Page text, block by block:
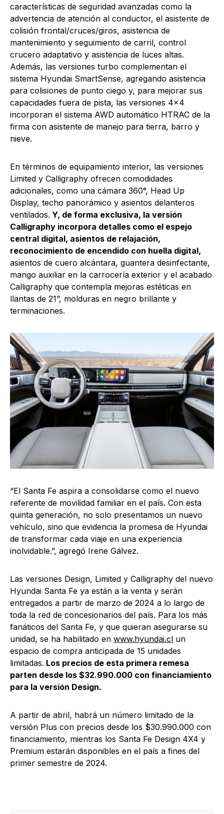
características de seguridad avanzadas como la
advertencia de atención al conductor, el asistente de
colisión frontal/cruces/giros, asistencia de
mantenimiento y seguimiento de carril, control
crucero adaptativo y asistencia de luces altas.
Además, las versiones turbo complementan el
sistema Hyundai SmartSense, agregando asistencia
para colisiones de punto ciego y, para mejorar sus
capacidades fuera de pista, las versiones 4×4
incorporan el sistema AWD automático HTRAC de la
firma con asistente de manejo para tierra, barro y
nieve.
En términos de equipamiento interior, las versiones
Limited y Calligraphy ofrecen comodidades
adicionales, como una cámara 360°, Head Up
Display, techo panorámico y asientos delanteros
ventilados. Y, de forma exclusiva, la versión
Calligraphy incorpora detalles como el espejo
central digital, asientos de relajación,
reconocimiento de encendido con huella digital,
asientos de cuero alcántara, guantera desinfectante,
mango auxiliar en la carrocería exterior y el acabado
Calligraphy que contempla mejoras estéticas en
llantas de 21”, molduras en negro brillante y
terminaciones.
“El Santa Fe aspira a consolidarse como el nuevo
referente de movilidad familiar en el país. Con esta
quinta generación, no solo presentamos un nuevo
vehículo, sino que evidencia la promesa de Hyundai
de transformar cada viaje en una experiencia
inolvidable.”, agregó Irene Gálvez.
Las versiones Design, Limited y Calligraphy del nuevo
Hyundai Santa Fe ya están a la venta y serán
entregados a partir de marzo de 2024 a lo largo de
toda la red de concesionarios del país. Para los más
fanáticos del Santa Fe, y que quieran asegurarse su
unidad, se ha habilitado en www.hyundai.cl un
espacio de compra anticipada de 15 unidades
limitadas. Los precios de esta primera remesa
parten desde los $32.990.000 con financiamiento
para la versión Design.
A partir de abril, habrá un número limitado de la
versión Plus con precios desde los $30.990.000 con
financiamiento, mientras los Santa Fe Design 4X4 y
Premium estarán disponibles en el país a fines del
primer semestre de 2024.